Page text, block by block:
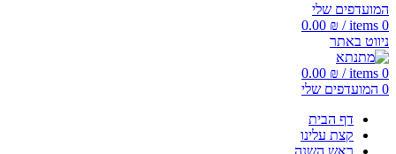
המועדפים שלי
0
items
/
0.00 ₪
ניווט באתר
0
items
/
0.00 ₪
0 המועדפים שלי
דף הבית
קצת עלינו
ראש השנה